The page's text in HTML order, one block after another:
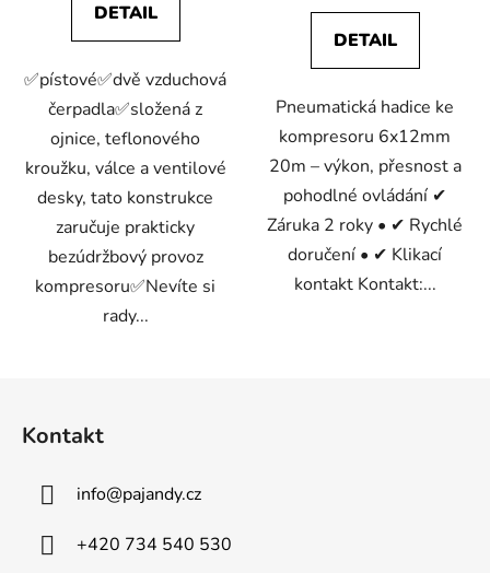
DETAIL
✅pístové✅dvě vzduchová
čerpadla✅složená z
ojnice, teflonového
kroužku, válce a ventilové
desky, tato konstrukce
zaručuje prakticky
bezúdržbový provoz
kompresoru✅Nevíte si
rady...
DETAIL
Pneumatická hadice ke
kompresoru 6x12mm
20m – výkon, přesnost a
pohodlné ovládání ✔
Záruka 2 roky • ✔ Rychlé
doručení • ✔ Klikací
kontakt Kontakt:...
Kontakt
info@pajandy.cz
+420 734 540 530